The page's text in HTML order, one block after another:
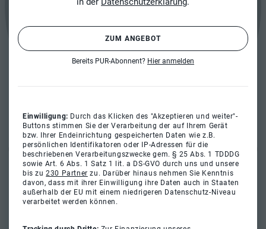
ZUM ANGEBOT
Bereits PUR-Abonnent? Hier anmelden
Einwilligung: Durch das Klicken des "Akzeptieren und weiter"-
Buttons stimmen Sie der Verarbeitung der auf Ihrem Gerät
bzw. Ihrer Endeinrichtung gespeicherten Daten wie z.B.
persönlichen Identifikatoren oder IP-Adressen für die
beschriebenen Verarbeitungszwecke gem. § 25 Abs. 1 TDDDG
sowie Art. 6 Abs. 1 Satz 1 lit. a DS-GVO durch uns und unsere
bis zu230 Partner zu. Darüber hinaus nehmen Sie Kenntnis
davon, dass mit ihrer Einwilligung ihre Daten auch in Staaten
außerhalb der EU mit einem niedrigeren Datenschutz-Niveau
verarbeitet werden können.